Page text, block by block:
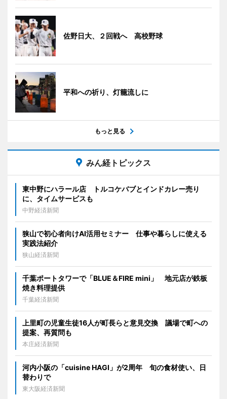
佐野日大、２回戦へ 高校野球
平和への祈り、灯籠流しに
もっと見る
みん経トピックス
東中野にハラール店 トルコケバブとインドカレー売り
に、タイムサービスも
中野経済新聞
狭山で初心者向けAI活用セミナー 仕事や暮らしに使える
実践法紹介
狭山経済新聞
千葉ポートタワーで「BLUE＆FIRE mini」 地元店が鉄板
焼き料理提供
千葉経済新聞
上里町の児童生徒16人が町長らと意見交換 議場で町への
提案、再質問も
本庄経済新聞
河内小阪の「cuisine HAGI」が2周年 旬の食材使い、日
替わりで
東大阪経済新聞